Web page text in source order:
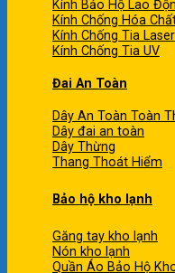
Kính Bảo Hộ Lao
Kính Chống Hóa
Kính Chống Tia Laser
Kính Chống Tia UV
Đai An Toàn
Dây An Toàn Toàn
Dây đai an toàn
Dây Thừng
Thang Thoát Hiểm
Bảo hộ kho lạnh
Găng tay kho lạnh
Nón kho lạnh
Quần Áo Bảo Hộ